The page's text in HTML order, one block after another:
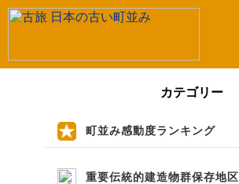
カテゴリー
町並み感動度ランキング
重要伝統的建造物群保存地区